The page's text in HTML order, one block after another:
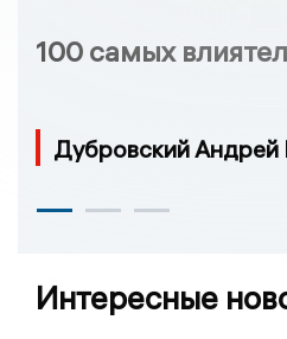
100 самых
Дубровский
Интересные